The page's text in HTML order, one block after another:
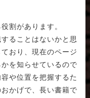
割があります。
ることはないかと思
おり、現在のページ
を知らせているので
や位置を把握するた
かげで、長い書籍で